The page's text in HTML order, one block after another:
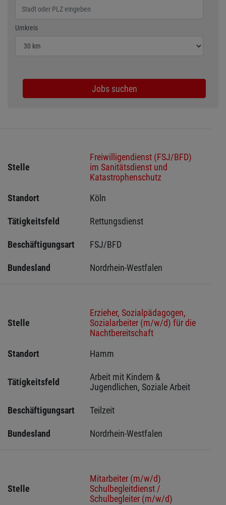
Umkreis
Wählen Sie den Umkreis für die Jobsuche
Jobs suchen
Stelle
Freiwilligendienst (FSJ/BFD)
im Sanitätsdienst und
Katastrophenschutz
Standort
Köln
Tätigkeitsfeld Rettungsdienst
Beschäftigungsart FSJ/BFD
Bundesland Nordrhein-Westfalen
Stelle
Erzieher, Sozialpädagogen,
Sozialarbeiter (m/w/d) für die
Nachtbereitschaft
Standort
Hamm
Tätigkeitsfeld
Arbeit mit Kindern &
Jugendlichen, Soziale Arbeit
Beschäftigungsart Teilzeit
Bundesland Nordrhein-Westfalen
Stelle
Mitarbeiter (m/w/d)
Schulbegleitdienst /
Schulbegleiter (m/w/d)